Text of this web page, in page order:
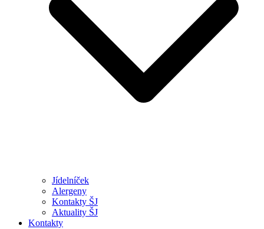
Jídelníček
Alergeny
Kontakty ŠJ
Aktuality ŠJ
Kontakty